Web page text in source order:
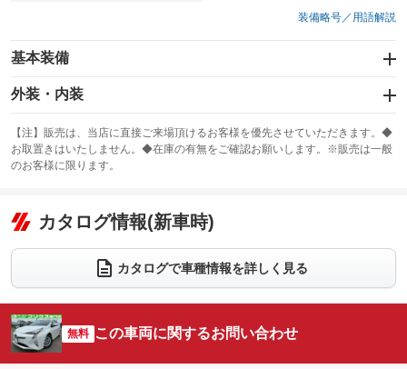
装備略号／用語解説
基本装備
エアバッグ：運転席/助手席/サイド
：装備あり
：装備なし
サンルーフ
：装備なし ABS
リフトアップ
：装備なし
ダウンヒルアシストコントロール
パワーウィンドウ
：装備あり ：装備あり
アイドリングストップ
：装備あり
USB入力端子
：装備なし Bluetooth接続
外装・内装
カーナビ：メモリーナビ他
：装備あり
TV：フルセグ
：装備あり
ビジュアル：-／DVD再生
：装備あり
革シート
：装備なし ハーフレザーシート
：装備なし
キーレス
：装備あり ：装備あり
HID(キセノンライト)
：装備なし
【注】販売は、当店に直接ご来場頂けるお客様を優先させていただきます。◆
お取置きはいたしません。◆在庫の有無をご確認お願いします。※販売は一般
のお客様に限ります。
カタログ情報(新車時)
カタログで車種情報を詳しく見る
無料 この車両に関するお問い合わせ